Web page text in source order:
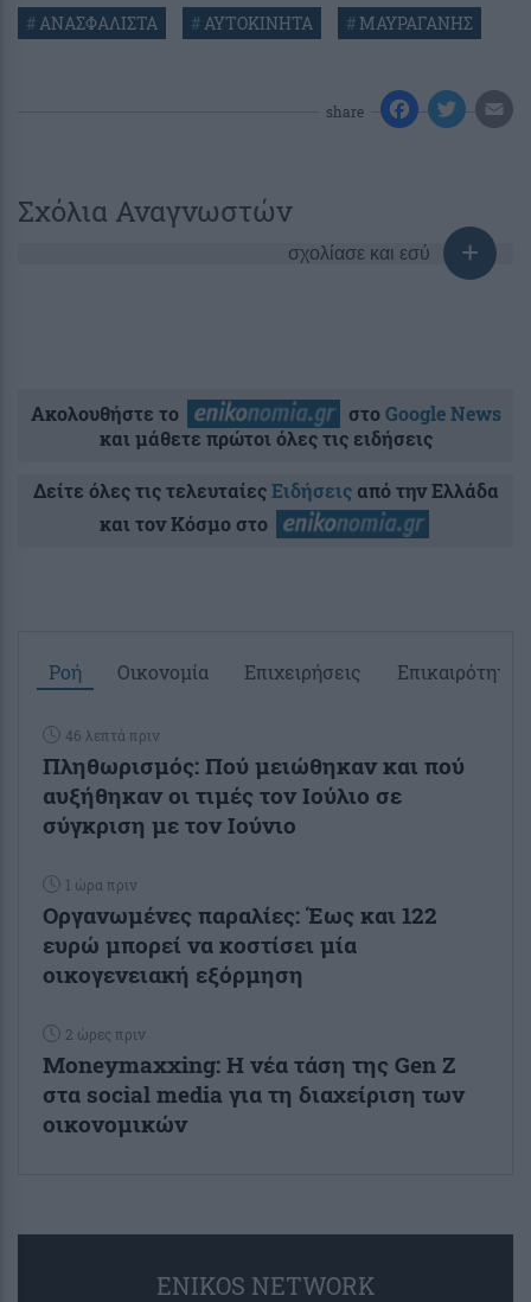
# ΑΝΑΣΦΑΛΙΣΤΑ # ΑΥΤΟΚΙΝΗΤΑ # ΜΑΥΡΑΓΑΝΗΣ
share
Σχόλια Αναγνωστών
σχολίασε και εσύ
Ακολουθήστε το στοGoogle News
και μάθετε πρώτοι όλες τις ειδήσεις
Δείτε όλες τις τελευταίεςΕιδήσειςαπό την Ελλάδα
και τον Κόσμο στο
Ροή Οικονομία Επιχειρήσεις Επικαιρότητα
46 λεπτά πριν
Πληθωρισμός: Πού μειώθηκαν και πού
αυξήθηκαν οι τιμές τον Ιούλιο σε
σύγκριση με τον Ιούνιο
1 ώρα πριν
Οργανωμένες παραλίες: Έως και 122
ευρώ μπορεί να κοστίσει μία
οικογενειακή εξόρμηση
2 ώρες πριν
Moneymaxxing: Η νέα τάση της Gen Z
στα social media για τη διαχείριση των
οικονομικών
ENIKOS NETWORK